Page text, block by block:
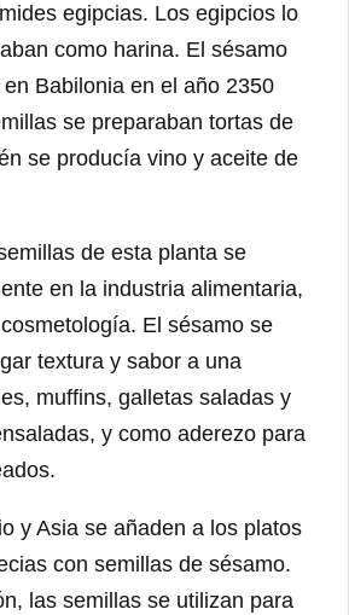
egipcias. Los egipcios lo
como harina. El sésamo
Babilonia en el año 2350
se preparaban tortas de
se producía vino y aceite de
de esta planta se
en la industria alimentaria,
El sésamo se
textura y sabor a una
muffins, galletas saladas y
y como aderezo para
y Asia se añaden a los platos
con semillas de sésamo.
las semillas se utilizan para